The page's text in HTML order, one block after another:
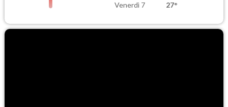
Venerdì 7 27°